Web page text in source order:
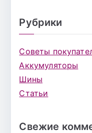
Рубрики
Советы
Аккумуляторы
Шины
Статьи
Свежие